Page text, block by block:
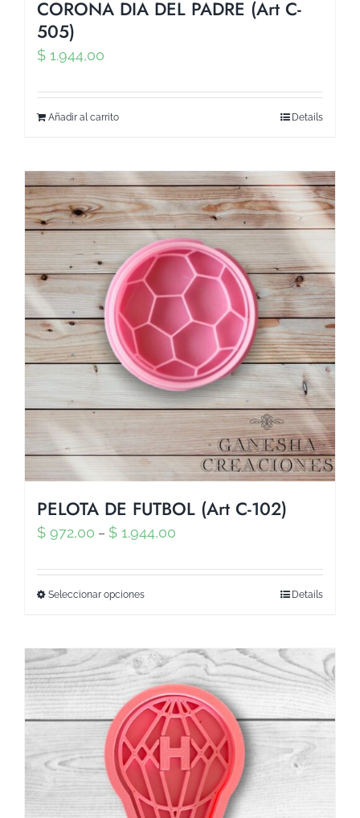
CORONA DIA DEL PADRE (Art C-
505)
$ 1.944,00
Añadir al carrito Details
PELOTA DE FUTBOL (Art C-102)
$ 972,00 – $ 1.944,00
Seleccionar opciones Details